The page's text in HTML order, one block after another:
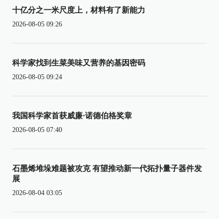
十亿分之一米尺度上，材料有了新能力
2026-08-05 09:26
科学家找到生菜美味又营养的基因密码
2026-08-05 09:24
我国科学家首获威廉·诺德伯格奖章
2026-08-05 07:40
石墨烯堆垛难题被攻克 有望推动新一代拓扑量子器件发
展
2026-08-04 03:05